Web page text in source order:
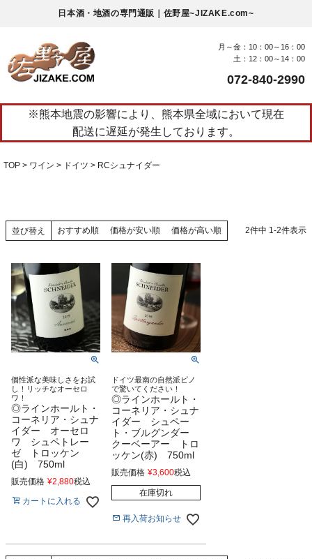
日本酒・地酒の専門通販｜佐野屋~JIZAKE.com~
月～金：10：00～16：00
土：12：00～14：00
072-840-2990
※熊本地震の影響により、熊本県全域において現在
配送に遅延が発生しております。
TOP ワイン ドイツ RCシュナイダー
並び替え おすすめ順 価格が安い順 価格が高い順 2件中 1-2件表示
個性派な美味しさをお試
し！リッチなオーセロ
ワ！
◎ラインホールト・
コーネリア・シュナ
イダー オーセロ
ワ シュペトレー
ゼ トロッケン
(白) 750ml
販売価格 ¥2,880税込
カートに入れる
ドイツ最南の自然派ピノ
で驚いてください！
◎ラインホールト・
コーネリア・シュナ
イダー シュペー
ト・ブルグンダー
クーベーアー トロ
ッケン(赤) 750ml
販売価格 ¥3,600税込
在庫切れ
再入荷お知らせ